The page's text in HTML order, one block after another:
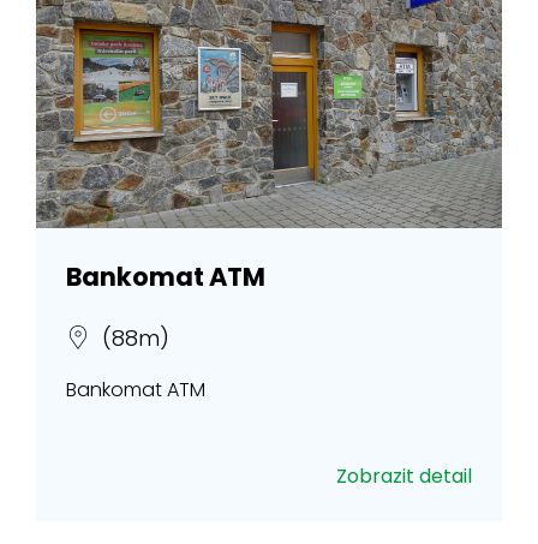
Bankomat ATM
(88m)
Bankomat ATM
Zobrazit detail